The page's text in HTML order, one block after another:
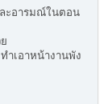
ละอารมณ์ในตอน
ำเอาหน้างานพัง